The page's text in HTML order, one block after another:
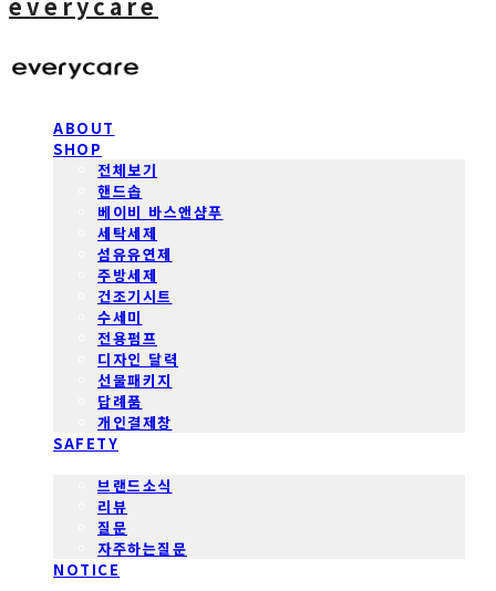
ABOUT
SHOP
전체보기
핸드솝
베이비 바스앤샴푸
세탁세제
섬유유연제
주방세제
건조기시트
수세미
전용펌프
디자인 달력
선물패키지
답례품
개인결제창
SAFETY
브랜드소식
리뷰
질문
자주하는질문
NOTICE